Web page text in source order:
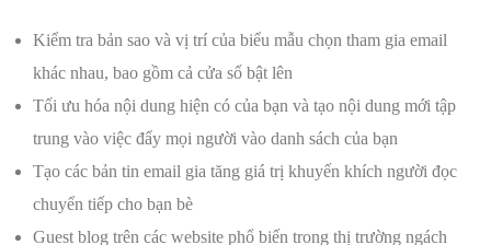
Kiểm tra bản sao và vị trí của biểu mẫu chọn tham gia email
khác nhau, bao gồm cả cửa sổ bật lên
Tối ưu hóa nội dung hiện có của bạn và tạo nội dung mới tập
trung vào việc đẩy mọi người vào danh sách của bạn
Tạo các bản tin email gia tăng giá trị khuyến khích người đọc
chuyển tiếp cho bạn bè
Guest blog trên các website phổ biến trong thị trường ngách